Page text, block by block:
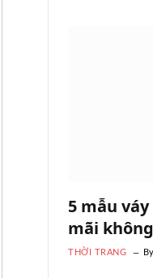
5 mẫu
mãi
THỜI TRANG By